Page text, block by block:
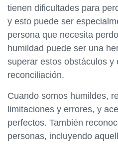
tienen dificultades para
y esto puede ser
persona que necesita
humildad puede ser una
superar estos obstáculos y
reconciliación.
Cuando somos humildes,
limitaciones y errores, y
perfectos. También
personas, incluyendo